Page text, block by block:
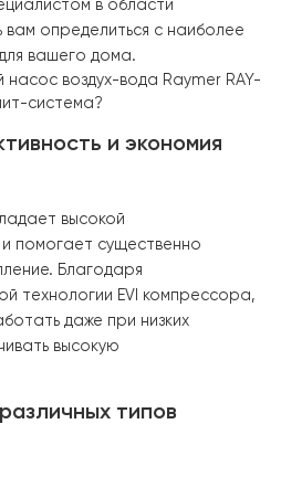
участка и
насосы могут быть более
Соответсвенно
(геотермалы) считаются
на 10%), но требуют
высоких затрат на
насосами важно
климатические условия,
и предпочтения.
в области
вам определиться с
для вашего дома.
сплит-система?